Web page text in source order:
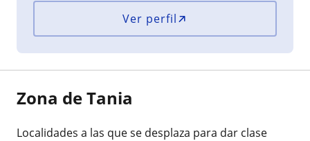
Ver perfil
Zona de Tania
Localidades a las que se desplaza para dar clase